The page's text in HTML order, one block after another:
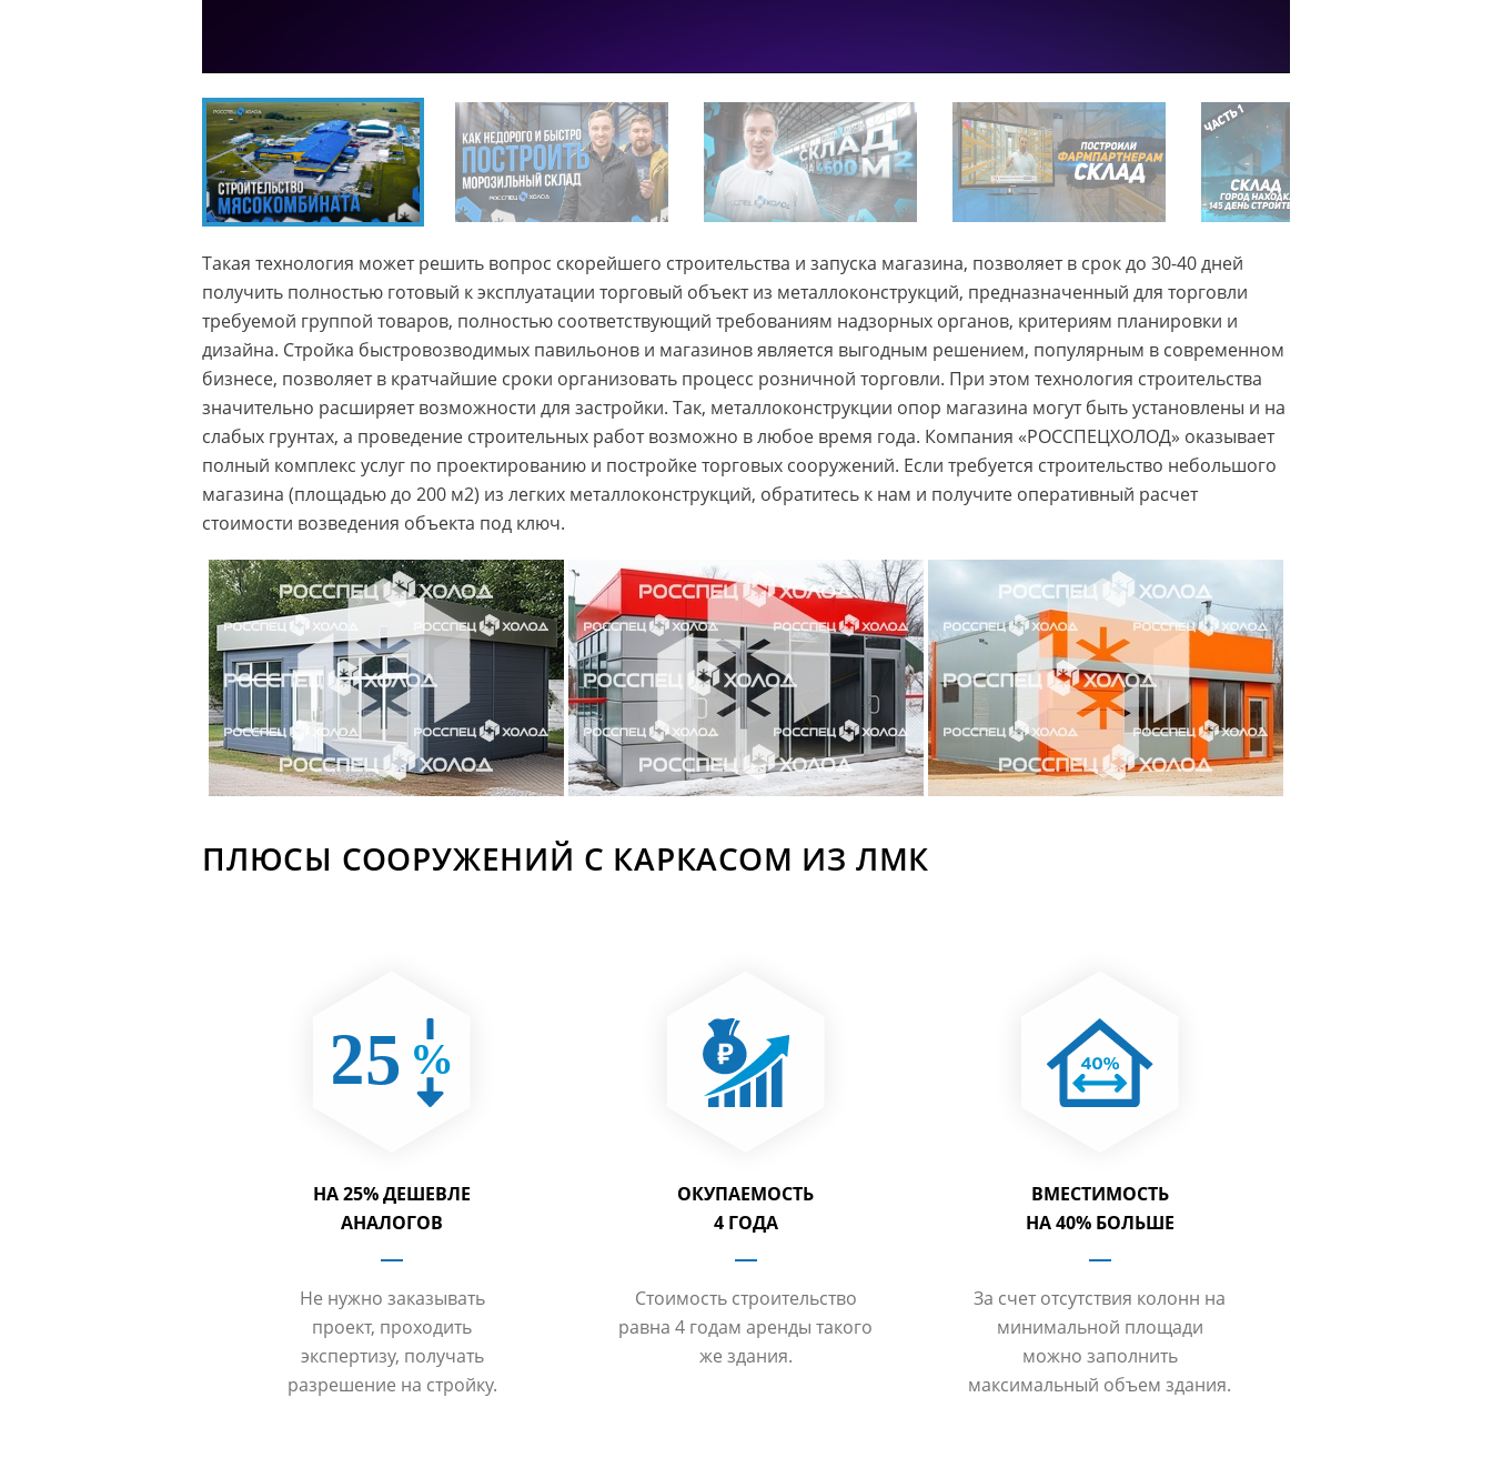
Такая технология может решить вопрос скорейшего строительства и запуска магазина, позволяет в срок до 30-40 дней
получить полностью готовый к эксплуатации торговый объект из металлоконструкций, предназначенный для торговли
требуемой группой товаров, полностью соответствующий требованиям надзорных органов, критериям планировки и
дизайна. Стройка быстровозводимых павильонов и магазинов является выгодным решением, популярным в современном
бизнесе, позволяет в кратчайшие сроки организовать процесс розничной торговли. При этом технология строительства
значительно расширяет возможности для застройки. Так, металлоконструкции опор магазина могут быть установлены и на
слабых грунтах, а проведение строительных работ возможно в любое время года. Компания «РОССПЕЦХОЛОД» оказывает
полный комплекс услуг по проектированию и постройке торговых сооружений. Если требуется строительство небольшого
магазина (площадью до 200 м2) из легких металлоконструкций, обратитесь к нам и получите оперативный расчет
стоимости возведения объекта под ключ.
ПЛЮСЫ СООРУЖЕНИЙ С КАРКАСОМ ИЗ ЛМК
НА 25% ДЕШЕВЛЕ
АНАЛОГОВ
Не нужно заказывать
проект, проходить
экспертизу, получать
разрешение на стройку.
ОКУПАЕМОСТЬ
4 ГОДА
Стоимость строительство
равна 4 годам аренды такого
же здания.
ВМЕСТИМОСТЬ
НА 40% БОЛЬШЕ
За счет отсутствия колонн на
минимальной площади
можно заполнить
максимальный объем здания.